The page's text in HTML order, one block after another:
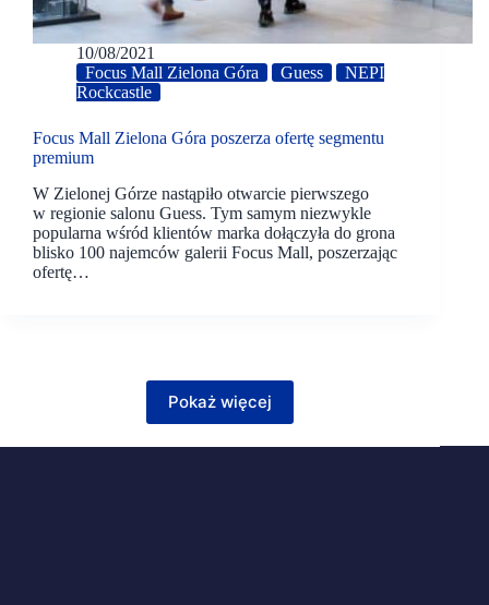
10/08/2021
Focus Mall Zielona Góra
Guess
NEPI
Rockcastle
Focus Mall Zielona Góra poszerza ofertę segmentu
premium
W Zielonej Górze nastąpiło otwarcie pierwszego
w regionie salonu Guess. Tym samym niezwykle
popularna wśród klientów marka dołączyła do grona
blisko 100 najemców galerii Focus Mall, poszerzając
ofertę…
Pokaż więcej